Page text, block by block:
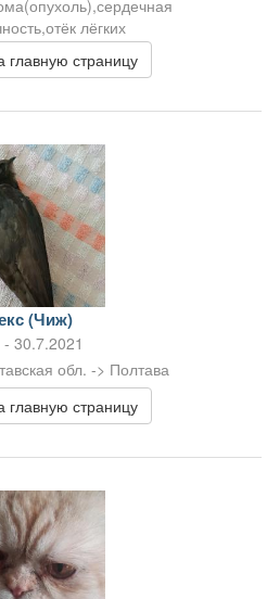
лёгких
главную страницу
(Чиж)
30.7.2021
обл. -> Полтава
главную страницу